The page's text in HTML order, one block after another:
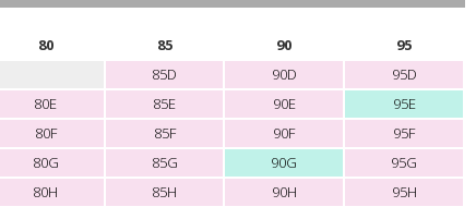
80 85 90
95
85D 90D
95D
80E 85E 90E
95E
80F 85F 90F
95F
80G 85G 90G
95G
80H 85H 90H
95H